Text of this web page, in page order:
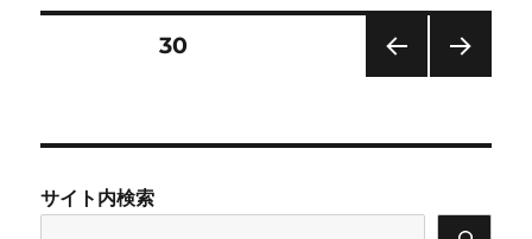
の
ペ
固定ページ30
サイト内検索